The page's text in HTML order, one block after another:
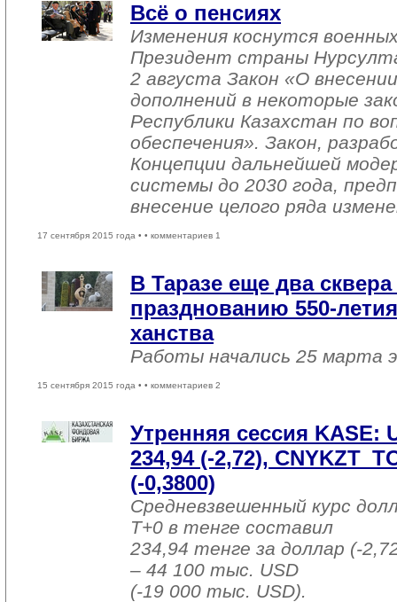
Всё о пенсиях
Изменения коснутся
Президент страны
2 августа Закон «О
дополнений в некоторые
Республики Казахстан по
обеспечения». Закон,
Концепции дальнейшей
системы до 2030 года,
внесение целого ряда
17 сентября 2015 года • • комментариев 1
В Таразе еще два
празднованию 550-
ханства
Работы начались 25 марта
15 сентября 2015 года • • комментариев 2
Утренняя сессия KASE:
234,94 (-2,72),
(-0,3800)
Средневзвешенный курс
T+0 в тенге составил
234,94 тенге за доллар (-
– 44 100 тыс. USD
(-19 000 тыс. USD).